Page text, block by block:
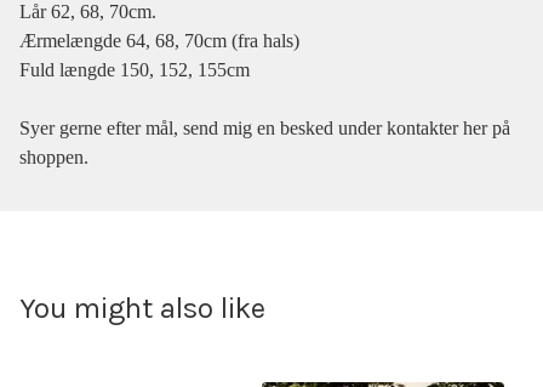
Lår 62, 68, 70cm.
Ærmelængde 64, 68, 70cm (fra hals)
Fuld længde 150, 152, 155cm
Syer gerne efter mål, send mig en besked under kontakter her på
shoppen.
You might also like